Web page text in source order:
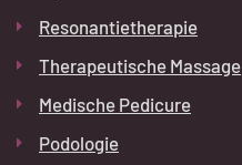
Resonantietherapie
Therapeutische Massage
Medische Pedicure
Podologie